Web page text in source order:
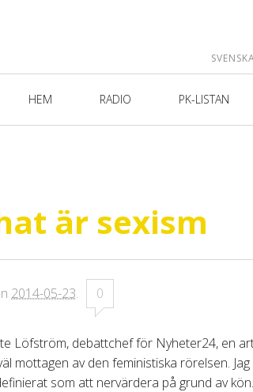
HEM RADIO PK-LISTAN
är sexism
2014-05-23. 0
Löfström, debattchef för Nyheter24, en
mottagen av den feministiska rörelsen.
som att nervärdera på grund av kön.